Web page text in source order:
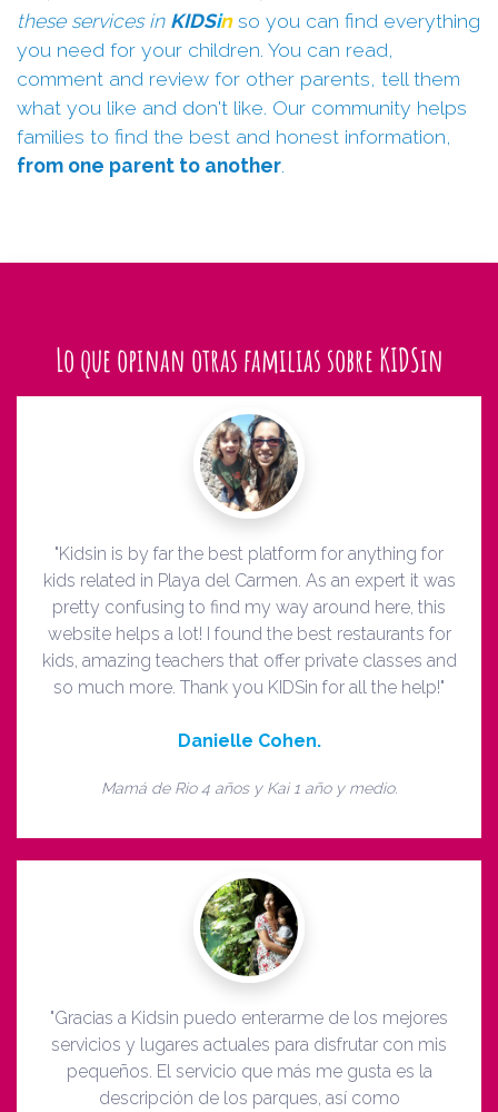
these services in KIDSinso you can find everything
you need for your children. You can read,
comment and review for other parents, tell them
what you like and don't like. Our community helps
families to find the best and honest information,
from one parent to another.
Lo que opinan otras familias sobre KIDSin
"Kidsin is by far the best platform for anything for
kids related in Playa del Carmen. As an expert it was
pretty confusing to find my way around here, this
website helps a lot! I found the best restaurants for
kids, amazing teachers that offer private classes and
so much more. Thank you KIDSin for all the help!"
Danielle Cohen.
Mamá de Rio 4 años y Kai 1 año y medio.
"Gracias a Kidsin puedo enterarme de los mejores
servicios y lugares actuales para disfrutar con mis
pequeños. El servicio que más me gusta es la
descripción de los parques, así como